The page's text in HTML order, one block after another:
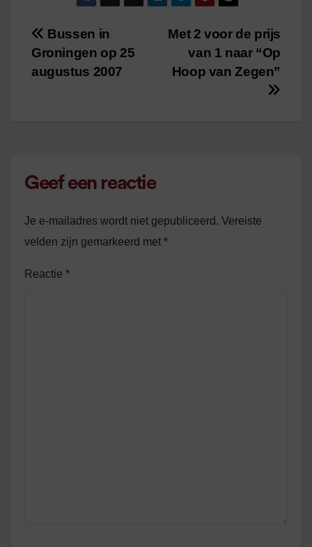
Bericht
navigatie
Met 2 voor de prijs
van 1 naar “Op
Hoop van Zegen”
Bussen in
Groningen op 25
augustus 2007
Geef een reactie
Je e-mailadres wordt niet gepubliceerd. Vereiste
velden zijn gemarkeerd met *
Reactie *